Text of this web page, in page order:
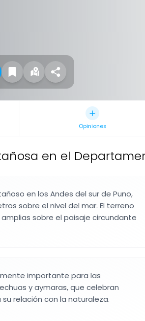
Opiniones
en el
en los Andes del sur de Puno,
sobre el nivel del mar. El terreno
sobre el paisaje circundante
importante para las
y aymaras, que celebran
relación con la naturaleza.